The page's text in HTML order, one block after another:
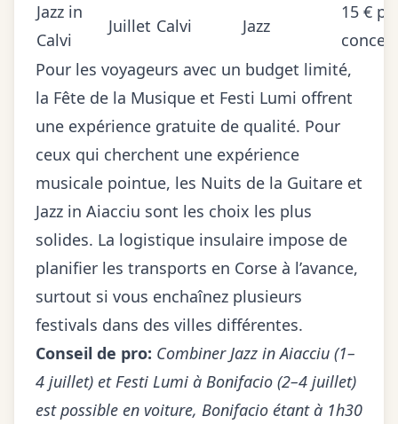
Jazz in
Calvi
Juillet Calvi Jazz
15 €
concert
Pour les voyageurs avec un budget limité,
la Fête de la Musique et Festi Lumi offrent
une expérience gratuite de qualité. Pour
ceux qui cherchent une expérience
musicale pointue, les Nuits de la Guitare et
Jazz in Aiacciu sont les choix les plus
solides. La logistique insulaire impose de
planifier les transports en Corse à l’avance,
surtout si vous enchaînez plusieurs
festivals dans des villes différentes.
Conseil de pro: Combiner Jazz in Aiacciu (1–
4 juillet) et Festi Lumi à Bonifacio (2–4 juillet)
est possible en voiture, Bonifacio étant à 1h30